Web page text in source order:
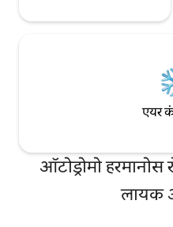
एयर
ऑटोड्रोमो
लायक